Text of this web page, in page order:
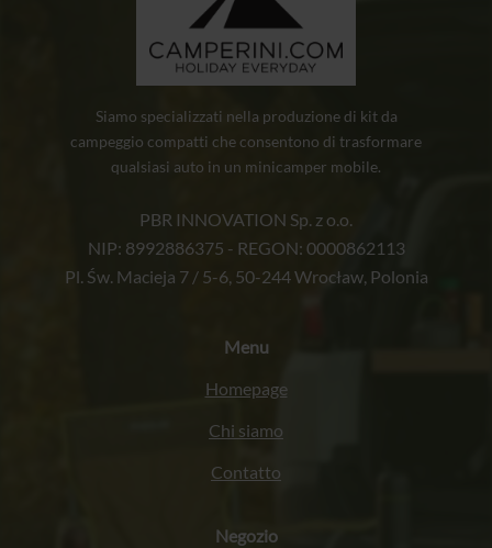
Siamo specializzati nella produzione di kit da
campeggio compatti che consentono di trasformare
qualsiasi auto in un minicamper mobile.
PBR INNOVATION Sp. z o.o.
NIP: 8992886375 - REGON: 0000862113
Pl. Św. Macieja 7 / 5-6, 50-244 Wrocław, Polonia
Menu
Homepage
Chi siamo
Contatto
Negozio